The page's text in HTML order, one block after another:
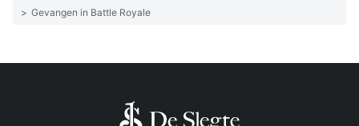
> Gevangen in Battle Royale